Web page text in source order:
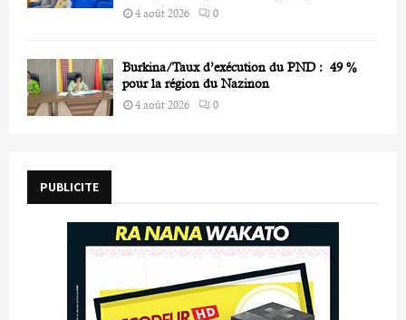
4 août 2026 0
Burkina/Taux d’exécution du PND : 49 %
pour la région du Nazinon
4 août 2026 0
PUBLICITE